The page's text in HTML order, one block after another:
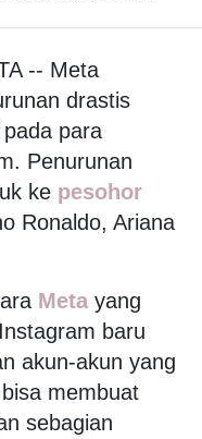
-- Meta
drastis
para
Penurunan
ke pesohor
Ronaldo, Ariana
Meta yang
baru
akun-akun yang
membuat
sebagian